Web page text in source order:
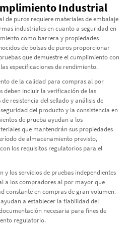
Industrial
de puros requiere materiales de embalaje
industriales en cuanto a seguridad en
como barrera y propiedades
de bolsas de puros proporcionar
que demuestre el cumplimiento con
especificaciones de rendimiento.
de la calidad para compras al por
deben incluir la verificación de las
resistencia del sellado y análisis de
del producto y la consistencia en
de prueba ayudan a los
que mantendrán sus propiedades
de almacenamiento previsto,
los requisitos regulatorios para el
y los servicios de pruebas independientes
a los compradores al por mayor que
constante en compras de gran volumen.
a establecer la fiabilidad del
necesaria para fines de
regulatorio.